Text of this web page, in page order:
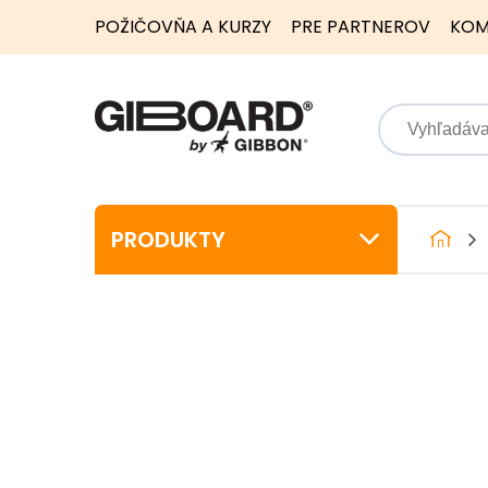
POŽIČOVŇA A KURZY PRE PARTNEROV
PRODUKTY